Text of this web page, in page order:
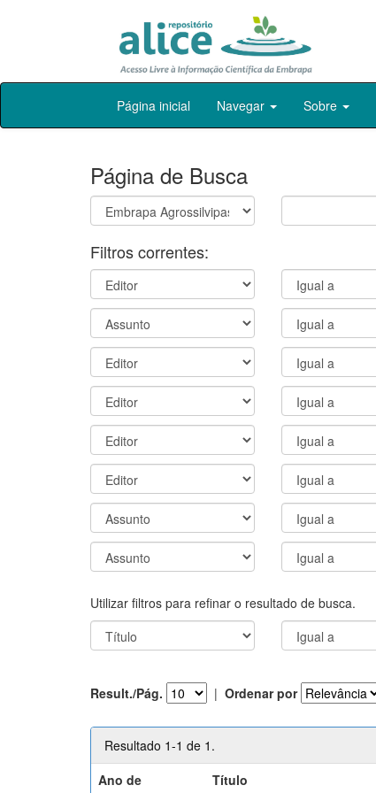
Skip
Página inicial Navegar Sobre
Página de Busca
Filtros correntes:
Utilizar filtros para refinar o resultado de busca.
Result./Pág. | Ordenar por
Resultado 1-1 de 1.
Ano de
Título